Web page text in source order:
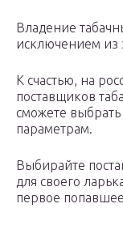
Владение
исключением из
К счастью, на
поставщиков
сможете выбрать
параметрам.
Выбирайте
для своего
первое